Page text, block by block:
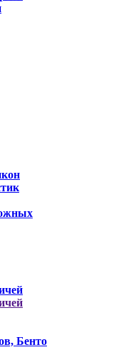
Бенто